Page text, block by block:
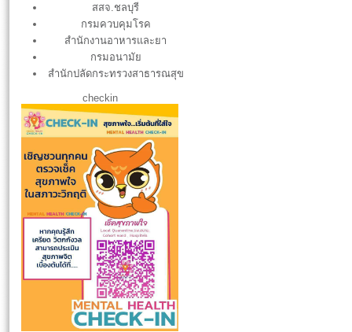
S__12951574.jpg
สสจ.ชลบุรี
กรมควบคุมโรค
สำนักงานอาหารและยา
กรมอนามัย
สำนักปลัดกระทรวงสาธารณสุข
checkin